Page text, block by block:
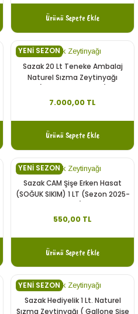
Ürünü Sepete Ekle
YENİ SEZONSazak Zeytinyağı
Sazak 20 Lt Teneke Ambalaj
Naturel Sızma Zeytinyağı
7.000,00 TL
Ürünü Sepete Ekle
YENİ SEZONSazak Zeytinyağı
Sazak CAM Şişe Erken Hasat
(SOĞUK SIKIM) 1 LT (Sezon 2025-
550,00 TL
Ürünü Sepete Ekle
YENİ SEZONSazak Zeytinyağı
Sazak Hediyelik 1 Lt. Naturel
Sızma Zeytinyağı ( Gallone Şişe